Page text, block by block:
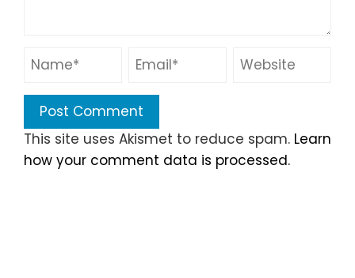
This site uses Akismet to reduce spam. Learn
how your comment data is processed.